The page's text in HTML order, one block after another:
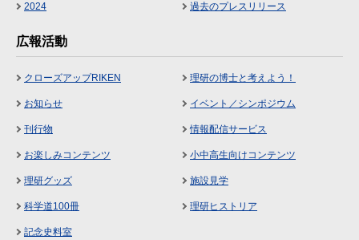
2024 過去のプレスリリース
広報活動
クローズアップRIKEN 理研の博士と考えよう！
お知らせ イベント／シンポジウム
刊行物 情報配信サービス
お楽しみコンテンツ 小中高生向けコンテンツ
理研グッズ 施設見学
科学道100冊 理研ヒストリア
記念史料室